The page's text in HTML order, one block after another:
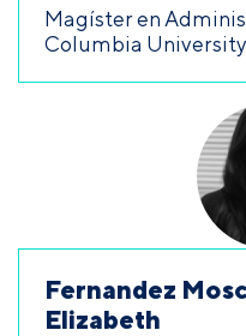
Magíster en
Columbia
Fernandez
Elizabeth